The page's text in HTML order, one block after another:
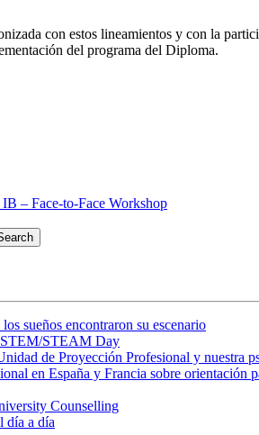
con estos lineamientos y con la
del programa del Diploma.
Face-to-Face Workshop
sueños encontraron su escenario
STEM/STEAM Day
de Proyección Profesional y nuestra
en España y Francia sobre orientación
Counselling
día a día